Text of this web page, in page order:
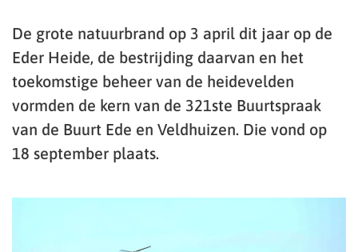
De grote natuurbrand op 3 april dit jaar op de
Eder Heide, de bestrijding daarvan en het
toekomstige beheer van de heidevelden
vormden de kern van de 321ste Buurtspraak
van de Buurt Ede en Veldhuizen. Die vond op
18 september plaats.